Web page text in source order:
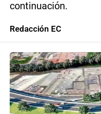
continuación.
Redacción EC